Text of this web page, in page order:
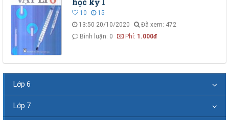
10
15
13:50 20/10/2020
Đã xem: 472
Bình luận: 0
Phí: 1.000đ
Lớp 6
Lớp 7